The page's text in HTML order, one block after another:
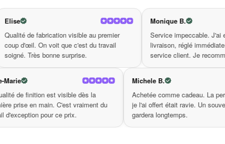
et dynamiser votre pratique, tout en
enrichie, où chaque jour peut devenir une
épanouissement personnel.
au premier
c'est du travail
Monique B.
Service impeccable. J'ai eu un souci de
livraison, réglé immédiatement par le
service client. Je recommande.
Rose-Marie
La qualité de finition est visible dès la
première prise en main. C'est vraiment du
travail d'exception pour ce prix.
je l'ai